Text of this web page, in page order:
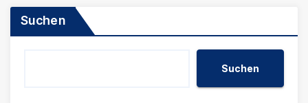
Beiträge
Suchen
Suchen